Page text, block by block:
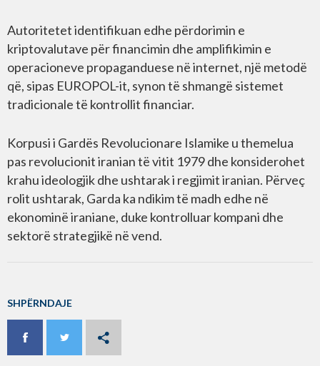
Autoritetet identifikuan edhe përdorimin e
kriptovalutave për financimin dhe amplifikimin e
operacioneve propaganduese në internet, një metodë
që, sipas EUROPOL-it, synon të shmangë sistemet
tradicionale të kontrollit financiar.
Korpusi i Gardës Revolucionare Islamike u themelua
pas revolucionit iranian të vitit 1979 dhe konsiderohet
krahu ideologjik dhe ushtarak i regjimit iranian. Përveç
rolit ushtarak, Garda ka ndikim të madh edhe në
ekonominë iraniane, duke kontrolluar kompani dhe
sektorë strategjikë në vend.
SHPËRNDAJE